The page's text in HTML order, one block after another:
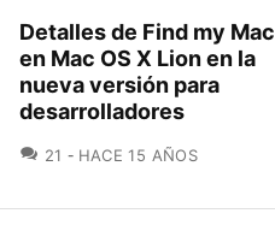
Detalles de Find my Mac
en Mac OS X Lion en la
nueva versión para
desarrolladores
21 COMENTARIOS
HACE 15 AÑOS